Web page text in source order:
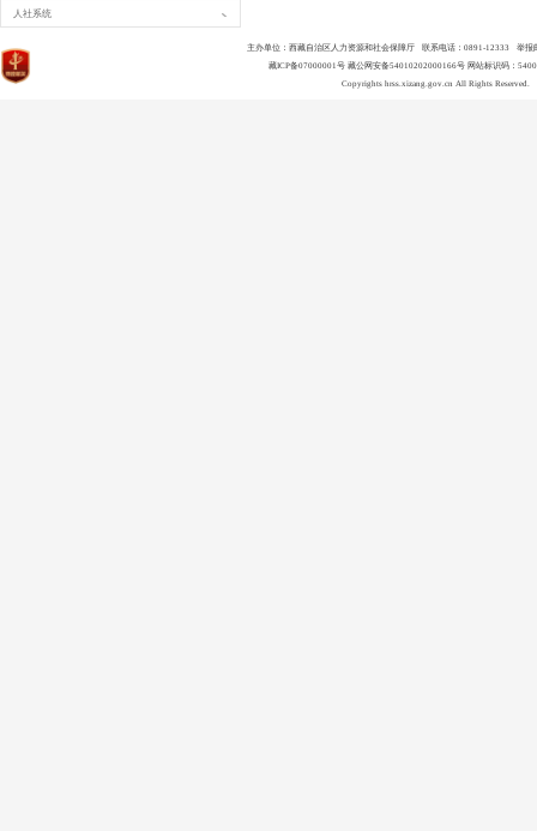
人社系统
主办单位：西藏自治区人力资源和社会保障厅 联系电话：0891-12333 举报
藏ICP备07000001号 藏公网安备54010202000166号 网站标识码：
Copyrights hrss.xizang.gov.cn All Rights Reserved.